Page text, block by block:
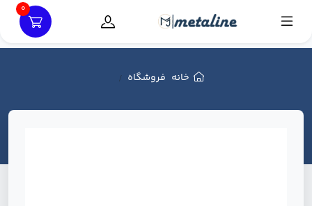
0
خانه فروشگاه